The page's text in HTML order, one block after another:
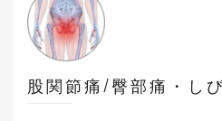
股関節痛/臀部痛・し